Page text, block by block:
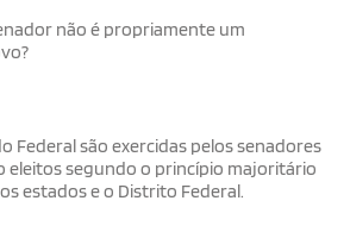
não é propriamente um
Federal são exercidas pelos senadores
eleitos segundo o princípio majoritário
estados e o Distrito Federal.